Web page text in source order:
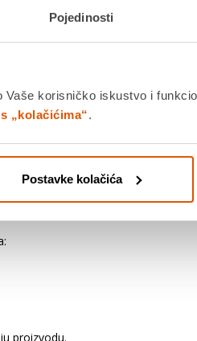
Pojedinosti
korisničko iskustvo i
„kolačićima“.
Postavke kolačića
Specifikacije
vozila opterećuju se gume i
dijelova ili "ispuštanje zraka".
proizvodu.